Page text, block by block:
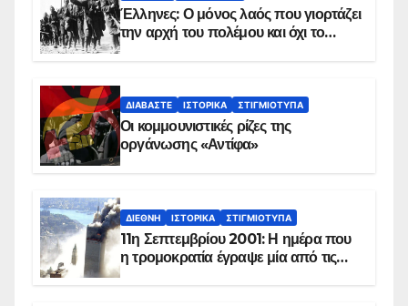
Έλληνες: Ο μόνος λαός που γιορτάζει
την αρχή του πολέμου και όχι το
ΔΙΑΒΆΣΤΕ ΙΣΤΟΡΙΚΆ ΣΤΙΓΜΙΌΤΥΠΑ
Οι κομμουνιστικές ρίζες της
οργάνωσης «Αντίφα»
ΔΙΕΘΝΉ ΙΣΤΟΡΙΚΆ ΣΤΙΓΜΙΌΤΥΠΑ
11η Σεπτεμβρίου 2001: Η ημέρα που
η τρομοκρατία έγραψε μία από τις